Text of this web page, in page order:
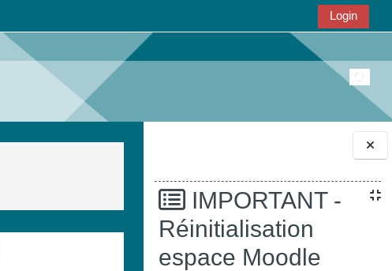
BlocchiIMPORTANT -
Réinitialisation
espace Moodle
Login